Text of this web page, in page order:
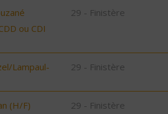
ou CDI
29 - Finistère
Lampaul-
29 - Finistère
(H/F) 29 - Finistère